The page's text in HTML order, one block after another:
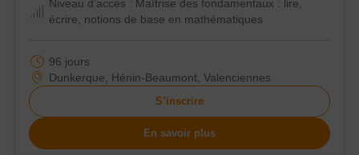
Niveau d’accès : Maîtrise des fondamentaux : lire,
écrire, notions de base en mathématiques
Dunkerque, Hénin-Beaumont, Valenciennes
96 jours
S’inscrire
En savoir plus